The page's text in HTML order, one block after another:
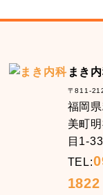
まき
〒811-
福岡
美町
目1-33
TEL:
1822